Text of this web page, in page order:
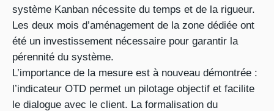
système Kanban nécessite du temps et de la rigueur.
Les deux mois d’aménagement de la zone dédiée ont
été un investissement nécessaire pour garantir la
pérennité du système.
L’importance de la mesure est à nouveau démontrée :
l’indicateur OTD permet un pilotage objectif et facilite
le dialogue avec le client. La formalisation du